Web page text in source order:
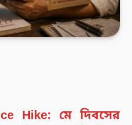
Hike: মে দিবসের